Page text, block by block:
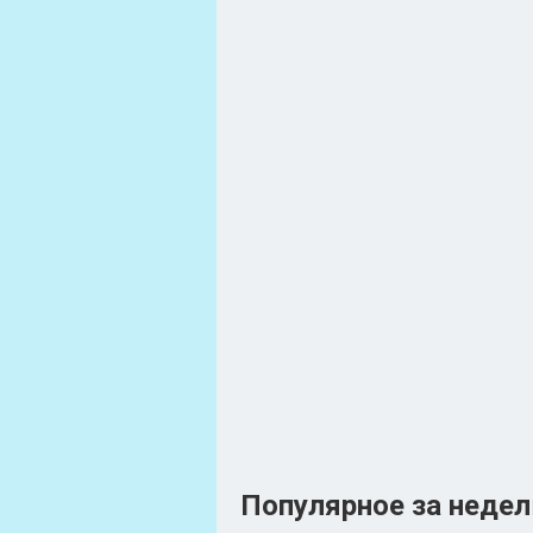
Популярное за